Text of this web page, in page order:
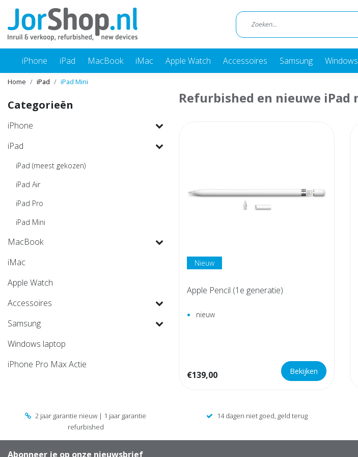
iPhone iPad MacBook iMac Apple Watch Accessoires Samsung
Home iPad iPad Mini
Categorieën
iPhone
iPad
iPad (meest gekozen)
iPad Air
iPad Pro
iPad Mini
MacBook
iMac
Apple Watch
Accessoires
Samsung
Windows laptop
iPhone Pro Max Actie
Refurbished en nieuwe iPad
Nieuw
Apple Pencil (1e generatie)
nieuw
€139,00 Bekijken
2 jaar garantie nieuw | 1 jaar garantie
refurbished
14 dagen niet goed, geld terug
Abonneer je op onze nieuwsbrief